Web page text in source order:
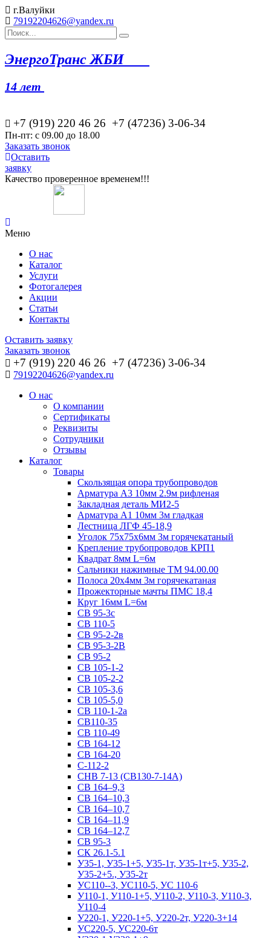
г.Валуйки
79192204626@yandex.ru
ЭнергоТранс ЖБИ
14 лет
+7 (919) 220 46 26 +7 (47236) 3-06-34
Пн-пт: с 09.00 до 18.00
Заказать звонок
Оставить
заявку
Качество проверенное временем!!!
Меню
О нас
Каталог
Услуги
Фотогалерея
Акции
Статьи
Контакты
Оставить заявку
Заказать звонок
+7 (919) 220 46 26 +7 (47236) 3-06-34
79192204626@yandex.ru
О нас
О компании
Сертификаты
Реквизиты
Сотрудники
Отзывы
Каталог
Товары
Скользящая опора трубопроводов
Арматура А3 10мм 2.9м рифленая
Закладная деталь МИ2-5
Арматура А1 10мм 3м гладкая
Лестница ЛГФ 45-18,9
Уголок 75х75х6мм 3м горячекатаный
Крепление трубопроводов КРП1
Квадрат 8мм L=6м
Сальники нажимные ТМ 94.00.00
Полоса 20х4мм 3м горячекатаная
Прожекторные мачты ПМС 18,4
Круг 16мм L=6м
СВ 95-3с
СВ 110-5
СВ 95-2-2в
СВ 95-3-2В
СВ 95-2
СВ 105-1-2
СВ 105-2-2
СВ 105-3,6
СВ 105-5,0
СВ 110-1-2а
СВ110-35
СВ 110-49
СВ 164-12
СВ 164-20
С-112-2
СНВ 7-13 (СВ130-7-14А)
СВ 164–9,3
СВ 164–10,3
СВ 164–10,7
СВ 164–11,9
СВ 164–12,7
СВ 95-3
СК 26.1-5.1
У35-1, У35-1+5, У35-1т, У35-1т+5, У35-2,
У35-2+5., У35-2т
УС110--3, УС110-5, УС 110-6
У110-1, У110-1+5, У110-2, У110-3, У110-3,
У110-4
У220-1, У220-1+5, У220-2т, У220-3+14
УС220-5, УС220-6т